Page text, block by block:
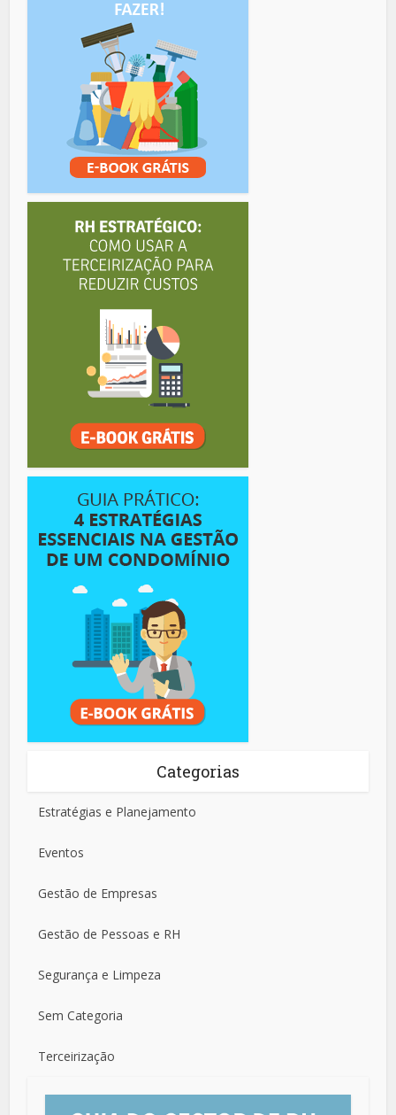
Categorias
Estratégias e Planejamento
Eventos
Gestão de Empresas
Gestão de Pessoas e RH
Segurança e Limpeza
Sem Categoria
Terceirização